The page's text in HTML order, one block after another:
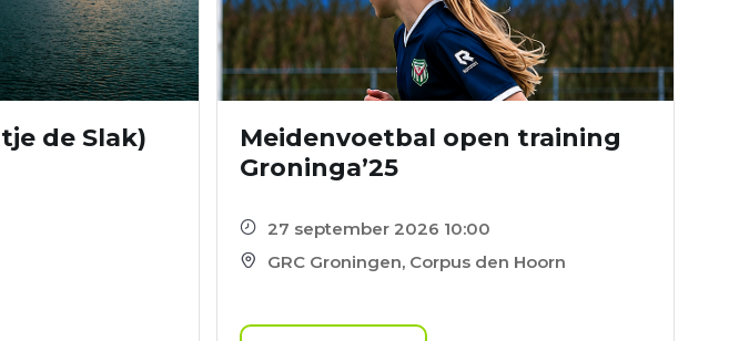
de Slak)
Meidenvoetbal open training
Groninga’25
27 september 2026 10:00
GRC Groningen, Corpus den Hoorn